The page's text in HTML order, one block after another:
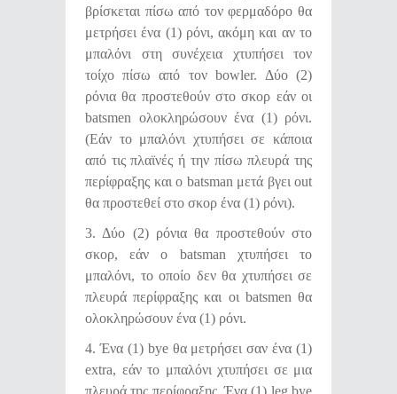
βρίσκεται πίσω από τον φερμαδόρο θα
μετρήσει ένα (1) ρόνι, ακόμη και αν το
μπαλόνι στη συνέχεια χτυπήσει τον
τοίχο πίσω από τον bowler. Δύο (2)
ρόνια θα προστεθούν στο σκορ εάν οι
batsmen ολοκληρώσουν ένα (1) ρόνι.
(Εάν το μπαλόνι χτυπήσει σε κάποια
από τις πλαϊνές ή την πίσω πλευρά της
περίφραξης και ο batsman μετά βγει out
θα προστεθεί στο σκορ ένα (1) ρόνι).
3. Δύο (2) ρόνια θα προστεθούν στο
σκορ, εάν ο batsman χτυπήσει το
μπαλόνι, το οποίο δεν θα χτυπήσει σε
πλευρά περίφραξης και οι batsmen θα
ολοκληρώσουν ένα (1) ρόνι.
4. Ένα (1) bye θα μετρήσει σαν ένα (1)
extra, εάν το μπαλόνι χτυπήσει σε μια
πλευρά της περίφραξης. Ένα (1) leg bye